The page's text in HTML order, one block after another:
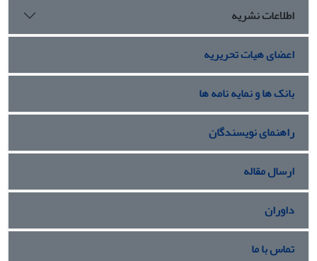
اطلاعات نشریه
اعضای هیات تحریریه
بانک ها و نمایه نامه ها
راهنمای نویسندگان
ارسال مقاله
داوران
تماس با ما